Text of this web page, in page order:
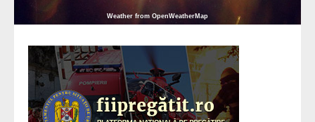
Weather from OpenWeatherMap